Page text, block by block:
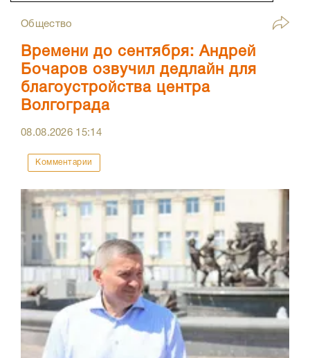
Общество
Времени до сентября: Андрей
Бочаров озвучил дедлайн для
благоустройства центра
Волгограда
08.08.2026 15:14
Комментарии